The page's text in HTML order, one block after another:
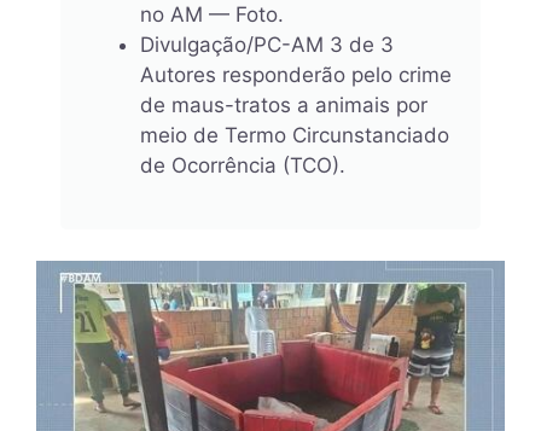
no AM — Foto.
Divulgação/PC-AM 3 de 3
Autores responderão pelo crime
de maus-tratos a animais por
meio de Termo Circunstanciado
de Ocorrência (TCO).